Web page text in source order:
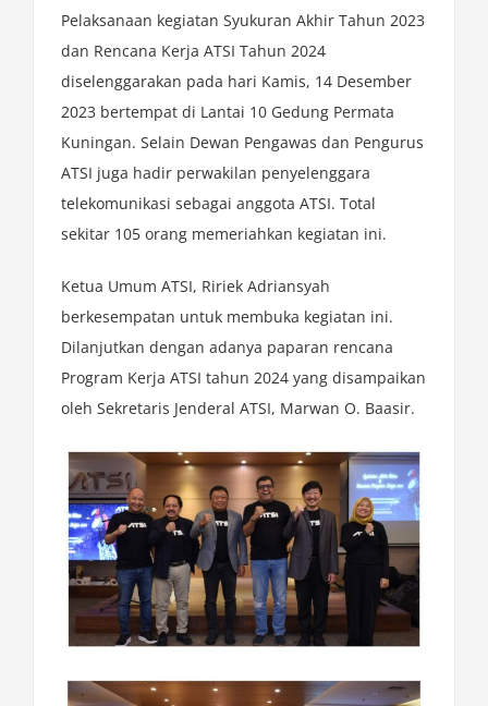
Pelaksanaan kegiatan Syukuran Akhir Tahun 2023
dan Rencana Kerja ATSI Tahun 2024
diselenggarakan pada hari Kamis, 14 Desember
2023 bertempat di Lantai 10 Gedung Permata
Kuningan. Selain Dewan Pengawas dan Pengurus
ATSI juga hadir perwakilan penyelenggara
telekomunikasi sebagai anggota ATSI. Total
sekitar 105 orang memeriahkan kegiatan ini.
Ketua Umum ATSI, Ririek Adriansyah
berkesempatan untuk membuka kegiatan ini.
Dilanjutkan dengan adanya paparan rencana
Program Kerja ATSI tahun 2024 yang disampaikan
oleh Sekretaris Jenderal ATSI, Marwan O. Baasir.